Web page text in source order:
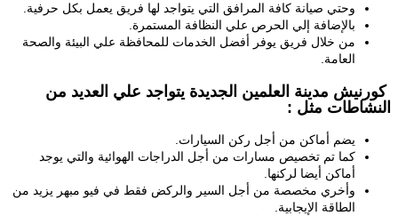
وحتي صيانة كافة المرافق التي يتواجد لها فريق يعمل بكل حرفية.
بالإضافة إلي الحرص علي النظافة المستمرة.
من خلال فريق يوفر أفضل الخدمات للمحافظة علي البيئة والصحة
العامة.
كورنيش مدينة العلمين الجديدة يتواجد علي العديد من
النشاطات مثل :
يضم أماكن من أجل ركن السيارات.
كما تم تخصيص مسارات من أجل الدراجات الهوائية والتي يوجد
أماكن أيضا لركنها.
وأخري مخصصة من أجل السير والركض فقط في فيو مبهر يزيد من
الطاقة الإيجابية.